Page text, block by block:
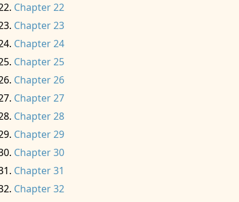
Chapter 22
Chapter 23
Chapter 24
Chapter 25
Chapter 26
Chapter 27
Chapter 28
Chapter 29
Chapter 30
Chapter 31
Chapter 32